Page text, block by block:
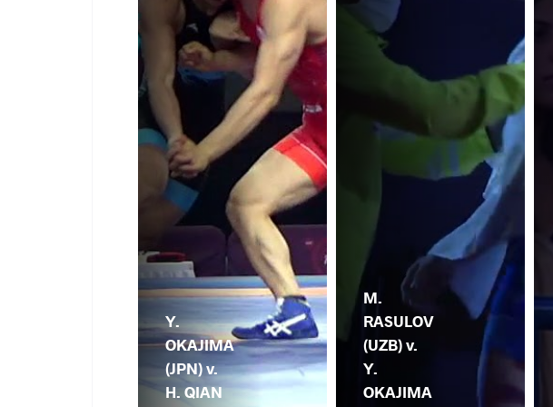
Y.
OKAJIMA
(JPN) v.
H. QIAN
M.
RASULOV
(UZB) v.
Y.
OKAJIMA